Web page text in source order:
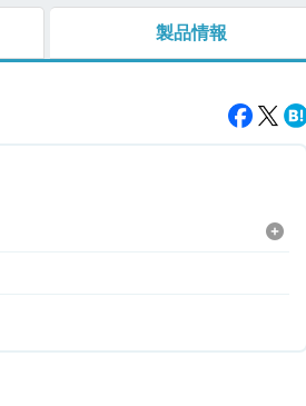
製品情報